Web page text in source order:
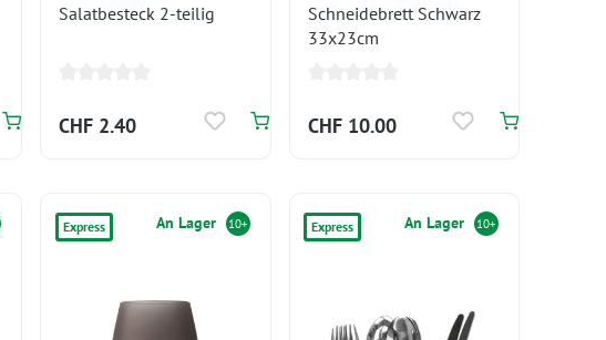
Salatbesteck 2-teilig
CHF 2.40
Schneidebrett Schwarz
33x23cm
CHF 10.00
Express An Lager 10+ Express An Lager 10+